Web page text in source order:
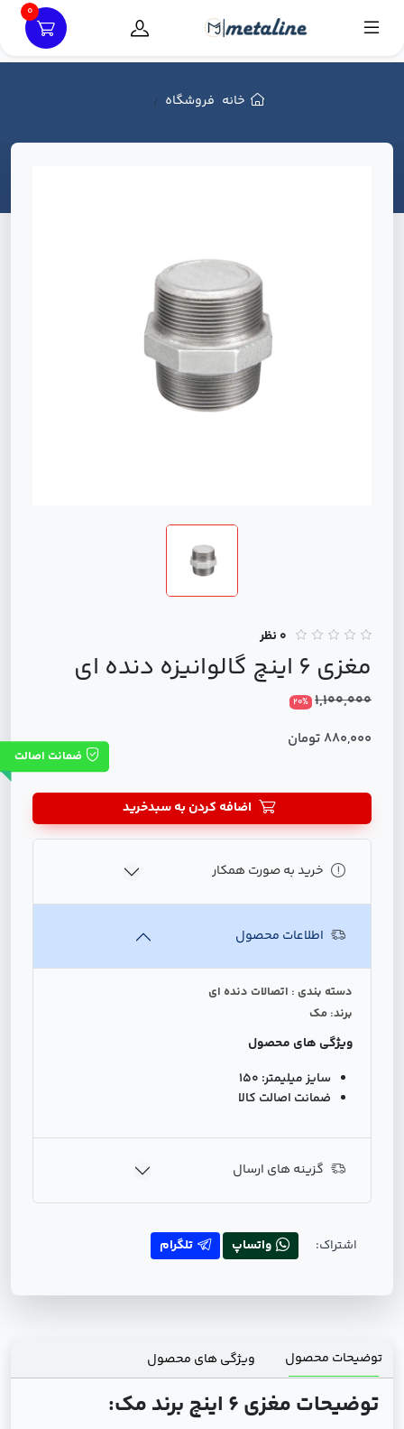
0
خانه فروشگاه
0 نظر
مغزی 6 اینچ گالوانیزه دنده ای
1,100,000
20%
880,000 تومان
ضمانت اصالت
اضافه کردن به سبدخرید
خرید به صورت همکار
اطلاعات محصول
دسته بندی : اتصالات دنده ای
برند: مک
ویژگی های محصول
سایز میلیمتر: 150
ضمانت اصالت کالا
گزینه های ارسال
اشتراک: واتساپ تلگرام
توضیحات محصول ویژگی های محصول
توضیحات مغزی 6 اینچ برند مک: